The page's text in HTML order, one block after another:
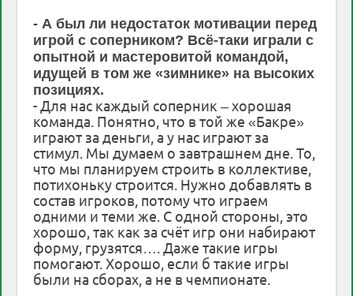
- А был ли недостаток мотивации перед
игрой с соперником? Всё-таки играли с
опытной и мастеровитой командой,
идущей в том же «зимнике» на высоких
позициях.
- Для нас каждый соперник – хорошая
команда. Понятно, что в той же «Бакре»
играют за деньги, а у нас играют за
стимул. Мы думаем о завтрашнем дне. То,
что мы планируем строить в коллективе,
потихоньку строится. Нужно добавлять в
состав игроков, потому что играем
одними и теми же. С одной стороны, это
хорошо, так как за счёт игр они набирают
форму, грузятся…. Даже такие игры
помогают. Хорошо, если б такие игры
были на сборах, а не в чемпионате.